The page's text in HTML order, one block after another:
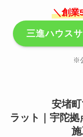
＼創業
三進ハウス
※
安堵
ラット｜宇陀